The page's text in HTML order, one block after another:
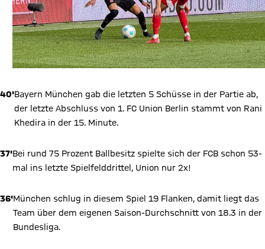
40'Bayern München gab die letzten 5 Schüsse in der Partie ab,
der letzte Abschluss von 1. FC Union Berlin stammt von Rani
Khedira in der 15. Minute.
37'Bei rund 75 Prozent Ballbesitz spielte sich der FCB schon 53-
mal ins letzte Spielfelddrittel, Union nur 2x!
36'München schlug in diesem Spiel 19 Flanken, damit liegt das
Team über dem eigenen Saison-Durchschnitt von 18.3 in der
Bundesliga.